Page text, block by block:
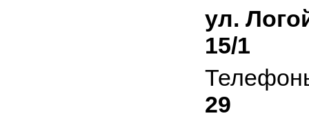
ул.
15/1
29